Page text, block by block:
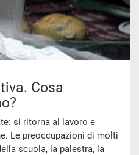
Cosa
si ritorna al lavoro e
Le preoccupazioni di molti
scuola, la palestra, la